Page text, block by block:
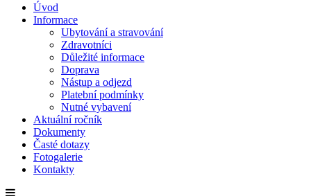
Úvod
Informace
Ubytování a stravování
Zdravotníci
Důležité informace
Doprava
Nástup a odjezd
Platební podmínky
Nutné vybavení
Aktuální ročník
Dokumenty
Časté dotazy
Fotogalerie
Kontakty